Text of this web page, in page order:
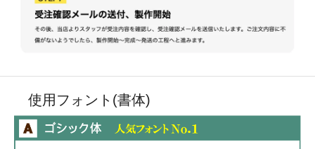
使用フォント(書体)